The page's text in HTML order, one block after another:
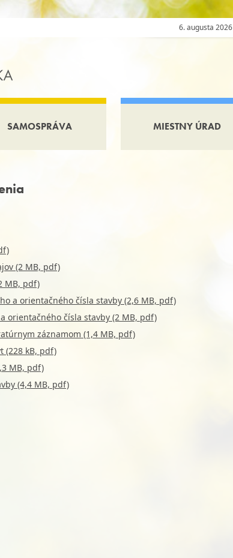
6. augusta 2026
SAMOSPRÁVA MIESTNY ÚRAD
(2 MB, pdf)
MB, pdf)
a orientačného čísla stavby (2,6 MB, pdf)
orientačného čísla stavby (2 MB, pdf)
záznamom (1,4 MB, pdf)
(228 kB, pdf)
MB, pdf)
(4,4 MB, pdf)